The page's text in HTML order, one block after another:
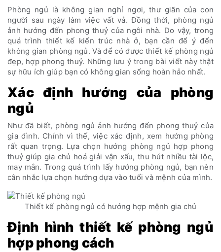
Phòng ngủ là không gian nghỉ ngơi, thư giãn của con
người sau ngày làm việc vất vả. Đồng thời, phòng ngủ
ảnh hướng đến phong thuỷ của ngôi nhà. Do vậy, trong
quá trình thiết kế kiến trúc nhà ở, bạn cần để ý đến
không gian phòng ngủ. Và để có được thiết kế phòng ngủ
đẹp, hợp phong thuỷ. Những lưu ý trong bài viết này thật
sự hữu ích giúp bạn có không gian sống hoàn hảo nhất.
Xác định hướng của phòng
ngủ
Như đã biết, phòng ngủ ảnh hướng đến phong thuỷ của
gia đình. Chính vì thế, việc xác định, xem hướng phòng
rất quan trọng. Lựa chọn hướng phòng ngủ hợp phong
thuỷ giúp gia chủ hoá giải vận xấu, thu hút nhiều tài lộc,
may mắn. Trong quá trình lấy hướng phòng ngủ, bạn nên
cân nhắc lựa chọn hướng dựa vào tuổi và mệnh của mình.
Thiết kế phòng ngủ có hướng hợp mệnh gia chủ
Định hình thiết kế phòng ngủ
hợp phong cách